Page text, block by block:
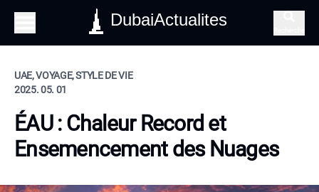
DubaiActualites
UAE, VOYAGE, STYLE DE VIE
2025. 05. 01
ÉAU : Chaleur Record et
Ensemencement des Nuages